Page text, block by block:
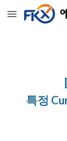
Skip to main
특정